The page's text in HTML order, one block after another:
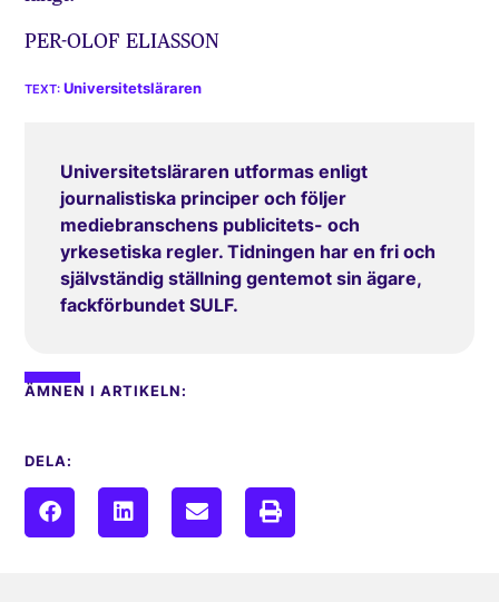
PER-OLOF ELIASSON
Universitetsläraren
Universitetsläraren utformas enligt
journalistiska principer och följer
mediebranschens publicitets- och
yrkesetiska regler. Tidningen har en fri och
självständig ställning gentemot sin ägare,
fackförbundet SULF.
ÄMNEN I ARTIKELN:
DELA: